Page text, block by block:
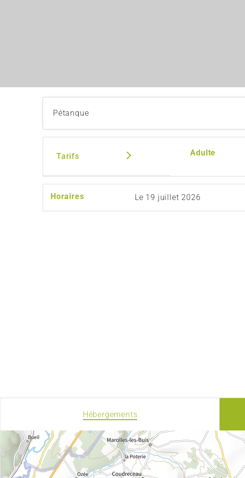
Pétanque
Tarifs Adulte
Horaires Le 19 juillet 2026
Hébergements